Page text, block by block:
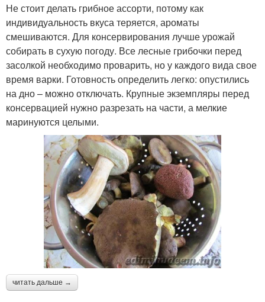
Не стоит делать грибное ассорти, потому как
индивидуальность вкуса теряется, ароматы
смешиваются. Для консервирования лучше урожай
собирать в сухую погоду. Все лесные грибочки перед
засолкой необходимо проварить, но у каждого вида свое
время варки. Готовность определить легко: опустились
на дно – можно отключать. Крупные экземпляры перед
консервацией нужно разрезать на части, а мелкие
маринуются целыми.
читать дальше →